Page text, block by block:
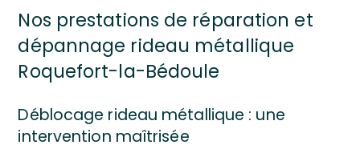
Nos prestations de réparation et
dépannage rideau métallique
Roquefort-la-Bédoule
Déblocage rideau métallique : une
intervention maîtrisée